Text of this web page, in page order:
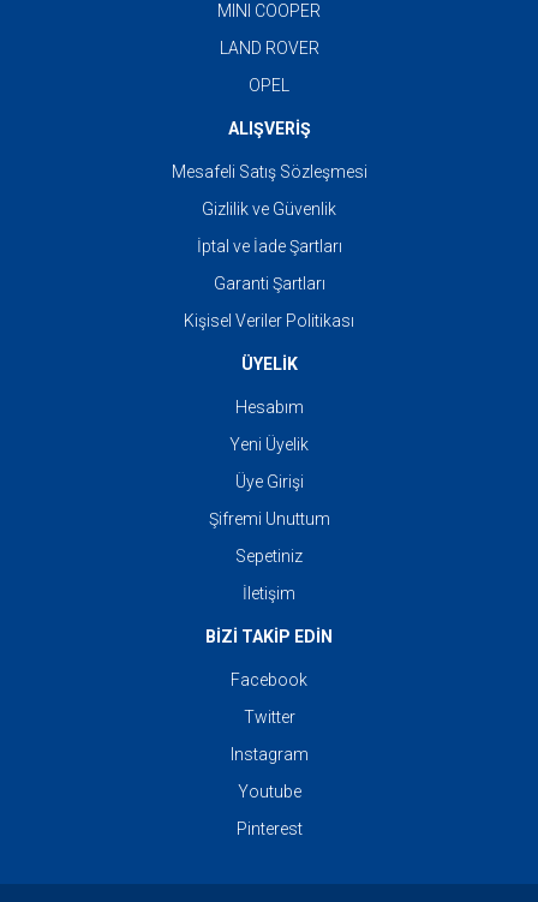
MINI COOPER
LAND ROVER
OPEL
ALIŞVERİŞ
Mesafeli Satış Sözleşmesi
Gizlilik ve Güvenlik
İptal ve İade Şartları
Garanti Şartları
Kişisel Veriler Politikası
ÜYELİK
Hesabım
Yeni Üyelik
Üye Girişi
Şifremi Unuttum
Sepetiniz
İletişim
BİZİ TAKİP EDİN
Facebook
Twitter
Instagram
Youtube
Pinterest